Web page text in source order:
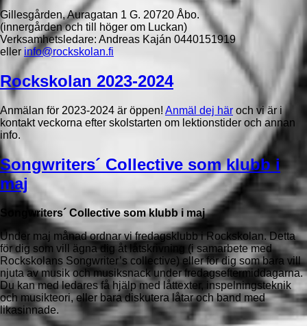
Gillesgården, Auragatan 1 G. 20720 Åbo.
(innergården och till höger om Luckan)
Verksamhetsledare: Andreas Kaján 0440151919
eller info@rockskolan.fi
Rockskolan 2023-2024
Anmälan för 2023-2024 är öppen! Anmäl dej här och vi är i
kontakt veckorna efter skolstarten om lektionstider och annan
info.
Songwriters´ Collective som klubb i
maj
Songwriters´ Collective som klubb i maj
Under maj månad ordnar vi fredagsklubb i Rockskolan. Detta
för dig som vill ägna dig åt låtskrivning (i samarbete med
Rockskolans Songwriter’s collective) eller för dig som bara vill
njuta av musik och musiksnack under fredagseftermiddagarna.
Du kan med ledares få hjälp med låttexter, inspelningsteknik
och musikteori, eller bara diskutera låtar och band med
likasinnade.